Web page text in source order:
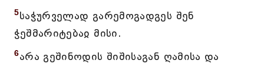
5საჭურველად გარემოგადგეს შენ
ჭეშმარიტებაჲ მისი.
6არა გეშინოდის შიშისაგან ღამისა და